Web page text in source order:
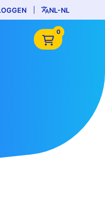
NL-NL
0